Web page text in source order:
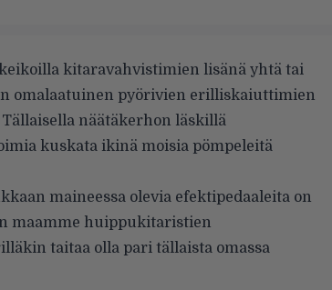
kitaravahvistimien lisänä yhtä tai
omalaatuinen pyörivien erilliskaiuttimien
näätäkerhon läskillä
kuskata ikinä moisia pömpeleitä
maineessa olevia efektipedaaleita on
maamme huippukitaristien
taitaa olla pari tällaista omassa